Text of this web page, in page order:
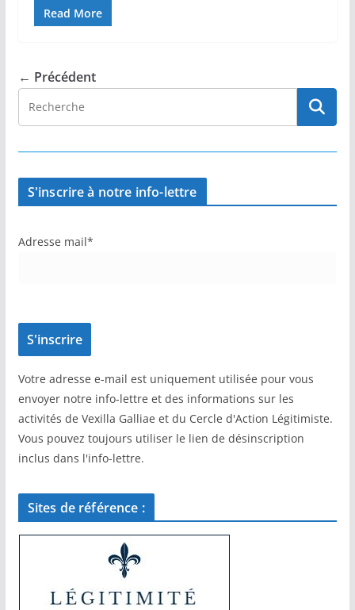
Read More
← Précédent
S'inscrire à notre info-lettre
Adresse mail*
Votre adresse e-mail est uniquement utilisée pour vous
envoyer notre info-lettre et des informations sur les
activités de Vexilla Galliae et du Cercle d'Action Légitimiste.
Vous pouvez toujours utiliser le lien de désinscription
inclus dans l'info-lettre.
Sites de référence :